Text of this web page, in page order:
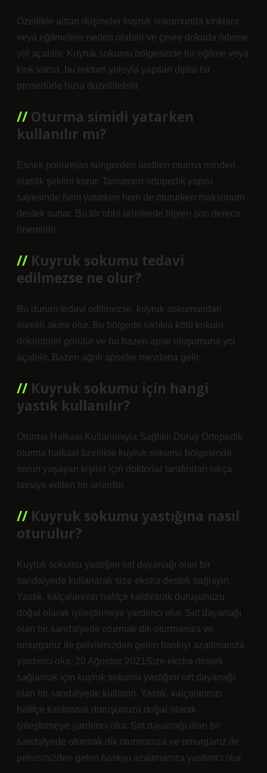
Özellikle alttan düşmeler kuyruk sokumunda kırıklara
veya eğilmelere neden olabilir ve çevre dokuda ödeme
yol açabilir. Kuyruk sokumu bölgesinde bir eğilme veya
kırık varsa, bu rektum yoluyla yapılan dijital bir
prosedürle hızla düzeltilebilir.
Oturma simidi yatarken
kullanılır mı?
Esnek poliüretan süngerden üretilen oturma minderi
elastik şeklini korur. Tamamen ortopedik yapısı
sayesinde hem yatarken hem de otururken maksimum
destek sunar. Bu tür tıbbi ürünlerde hijyen son derece
önemlidir.
Kuyruk sokumu tedavi
edilmezse ne olur?
Bu durum tedavi edilmezse, kuyruk sokumundan
sürekli akıntı olur. Bu bölgede sıklıkla kötü kokulu
döküntüler görülür ve bu bazen apse oluşumuna yol
açabilir. Bazen ağrılı apseler meydana gelir.
Kuyruk sokumu için hangi
yastık kullanılır?
Oturma Halkası Kullanımıyla Sağlıklı Duruş Ortopedik
oturma halkası özellikle kuyruk sokumu bölgesinde
sorun yaşayan kişiler için doktorlar tarafından sıkça
tavsiye edilen bir üründür.
Kuyruk sokumu yastığına nasıl
oturulur?
Kuyruk sokumu yastığını sırt dayanağı olan bir
sandalyede kullanarak size ekstra destek sağlayın.
Yastık, kalçalarınızı hafifçe kaldırarak duruşunuzu
doğal olarak iyileştirmeye yardımcı olur. Sırt dayanağı
olan bir sandalyede oturmak dik oturmanıza ve
omurganız ile pelvisinizden gelen baskıyı azaltmanıza
yardımcı olur. 20 Ağustos 2021Size ekstra destek
sağlamak için kuyruk sokumu yastığını sırt dayanağı
olan bir sandalyede kullanın. Yastık, kalçalarınızı
hafifçe kaldırarak duruşunuzu doğal olarak
iyileştirmeye yardımcı olur. Sırt dayanağı olan bir
sandalyede oturmak dik oturmanıza ve omurganız ile
pelvisinizden gelen baskıyı azaltmanıza yardımcı olur.